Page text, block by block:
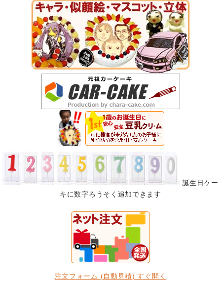
誕生日ケー
キに数字ろうそく追加できます
注文フォーム (自動見積) すぐ開く